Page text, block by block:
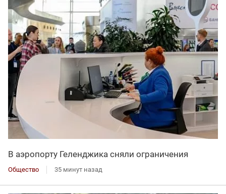
В аэропорту Геленджика сняли ограничения
Общество 35 минут назад